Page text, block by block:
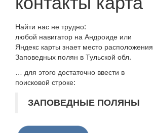
Найти нас не трудно:
любой навигатор на Андроиде или
Яндекс карты знает место расположения
Заповедных полян в Тульской обл.
… для этого достаточно ввести в
поисковой строке:
ЗАПОВЕДНЫЕ ПОЛЯНЫ